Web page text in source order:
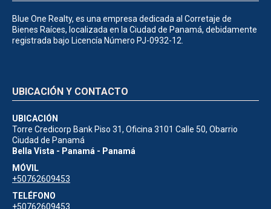
Blue One Realty, es una empresa dedicada al Corretaje de
Bienes Raíces, localizada en la Ciudad de Panamá, debidamente
registrada bajo Licencía Número PJ-0932-12.
UBICACIÓN Y CONTACTO
UBICACIÓN
Torre Credicorp Bank Piso 31, Oficina 3101 Calle 50, Obarrio
Ciudad de Panamá
Bella Vista - Panamá - Panamá
MÓVIL
+50762609453
TELÉFONO
+50762609453